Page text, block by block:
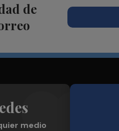
de
medio